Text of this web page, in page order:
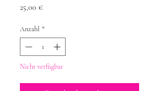
25,00 €Preis
Anzahl *
Nicht verfügbar